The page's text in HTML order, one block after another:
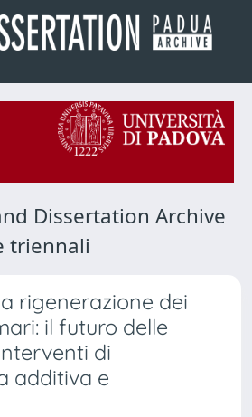
Dissertation Archive
triennali
rigenerazione dei
il futuro delle
di
additiva e